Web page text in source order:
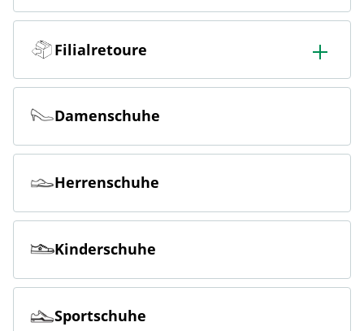
Online bestellen & kostenlos hier in der Filiale abholen
Filialretoure
Online bestellen & kostenlos in der Filiale zurückgeben
Damenschuhe
Herrenschuhe
Kinderschuhe
Sportschuhe